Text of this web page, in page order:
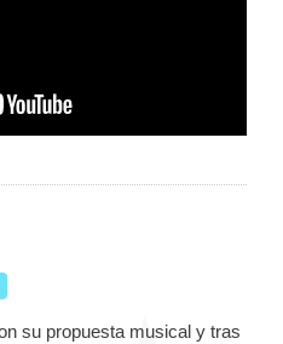
su propuesta musical y tras